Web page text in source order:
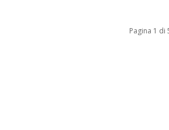
Pagina 1 di 5